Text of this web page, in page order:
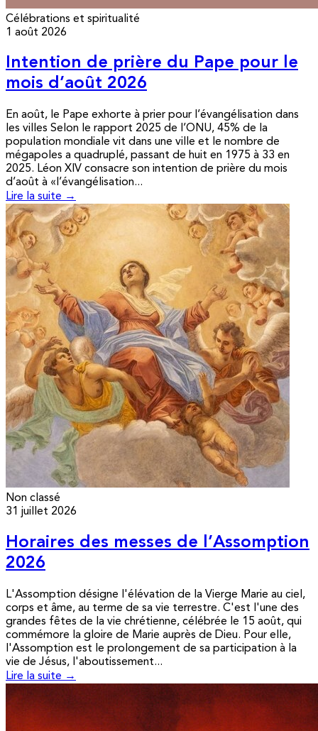
Célébrations et spiritualité
1 août 2026
Intention de prière du Pape pour le
mois d’août 2026
En août, le Pape exhorte à prier pour l’évangélisation dans
les villes Selon le rapport 2025 de l’ONU, 45% de la
population mondiale vit dans une ville et le nombre de
mégapoles a quadruplé, passant de huit en 1975 à 33 en
2025. Léon XIV consacre son intention de prière du mois
d’août à «l’évangélisation...
Lire la suite →
Non classé
31 juillet 2026
Horaires des messes de l’Assomption
2026
L'Assomption désigne l'élévation de la Vierge Marie au ciel,
corps et âme, au terme de sa vie terrestre. C'est l'une des
grandes fêtes de la vie chrétienne, célébrée le 15 août, qui
commémore la gloire de Marie auprès de Dieu. Pour elle,
l'Assomption est le prolongement de sa participation à la
vie de Jésus, l'aboutissement...
Lire la suite →